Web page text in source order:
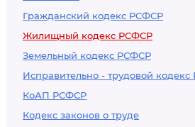
Гражданский кодекс РСФСР
Жилищный кодекс РСФСР
Земельный кодекс РСФСР
Исправительно - трудовой
КоАП РСФСР
Кодекс законов о труде